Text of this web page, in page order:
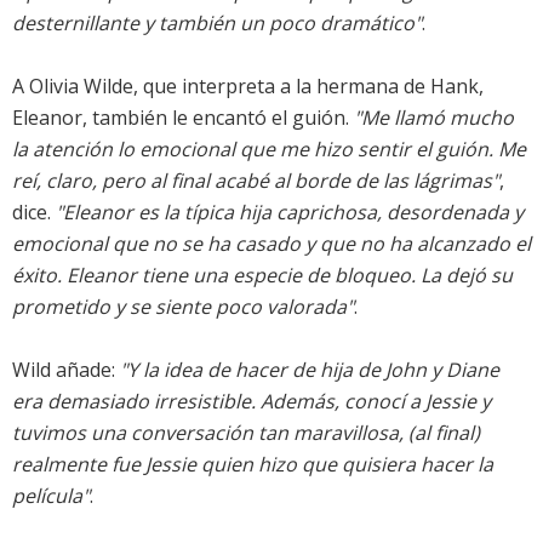
desternillante y también un poco dramático".
A Olivia Wilde, que interpreta a la hermana de Hank,
Eleanor, también le encantó el guión. "Me llamó mucho
la atención lo emocional que me hizo sentir el guión. Me
reí, claro, pero al final acabé al borde de las lágrimas",
dice. "Eleanor es la típica hija caprichosa, desordenada y
emocional que no se ha casado y que no ha alcanzado el
éxito. Eleanor tiene una especie de bloqueo. La dejó su
prometido y se siente poco valorada".
Wild añade: "Y la idea de hacer de hija de John y Diane
era demasiado irresistible. Además, conocí a Jessie y
tuvimos una conversación tan maravillosa, (al final)
realmente fue Jessie quien hizo que quisiera hacer la
película".